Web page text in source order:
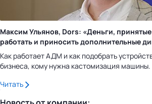
Максим Ульянов, Dors: «Деньги,
работать и приносить дополнительные
Как работает АДМ и как подобрать
бизнеса, кому нужна кастомизация машины.
Читать